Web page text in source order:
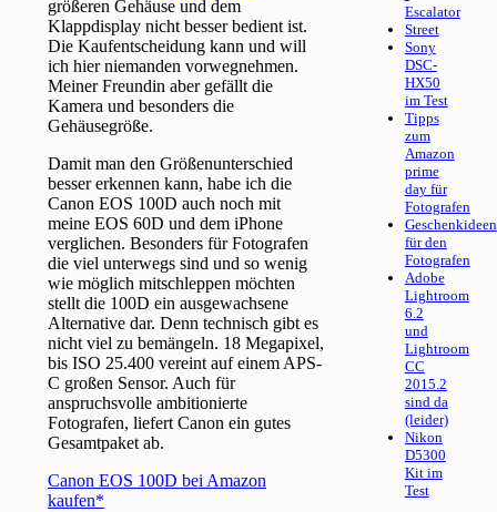
größeren Gehäuse und dem
Klappdisplay nicht besser bedient ist.
Die Kaufentscheidung kann und will
ich hier niemanden vorwegnehmen.
Meiner Freundin aber gefällt die
Kamera und besonders die
Gehäusegröße.
Damit man den Größenunterschied
besser erkennen kann, habe ich die
Canon EOS 100D auch noch mit
meine EOS 60D und dem iPhone
verglichen. Besonders für Fotografen
die viel unterwegs sind und so wenig
wie möglich mitschleppen möchten
stellt die 100D ein ausgewachsene
Alternative dar. Denn technisch gibt es
nicht viel zu bemängeln. 18 Megapixel,
bis ISO 25.400 vereint auf einem APS-
C großen Sensor. Auch für
anspruchsvolle ambitionierte
Fotografen, liefert Canon ein gutes
Gesamtpaket ab.
Canon EOS 100D bei Amazon
kaufen
Escalator
Street
Sony
DSC-
HX50
im Test
Tipps
zum
Amazon
prime
day für
Fotografen
Geschenkideen
für den
Fotografen
Adobe
Lightroom
6.2
und
Lightroom
CC
2015.2
sind da
(leider)
Nikon
D5300
Kit im
Test